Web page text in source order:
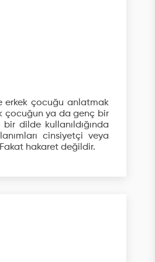
erkek çocuğu anlatmak
çocuğun ya da genç bir
dilde kullanıldığında
cinsiyetçi veya
hakaret değildir.